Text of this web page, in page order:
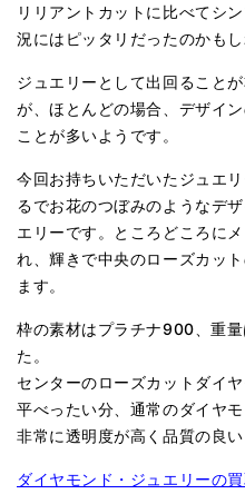
リリアントカットに比べてシ
況にはピッタリだったのかもし
ジュエリーとして出回ること
が、ほとんどの場合、デザイ
ことが多いようです。
今回お持ちいただいたジュエ
るでお花のつぼみのようなデ
エリーです。ところどころに
れ、輝きで中央のローズカッ
ます。
枠の素材はプラチナ900、重
た。
センターのローズカットダイ
平べったい分、通常のダイヤ
非常に透明度が高く品質の良い
ダイヤモンド・ジュエリーの